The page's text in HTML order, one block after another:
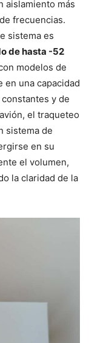
aislamiento más
frecuencias.
sistema es
de hasta -52
modelos de
en una capacidad
y de
el traqueteo
sistema de
en su
el volumen,
la claridad de la